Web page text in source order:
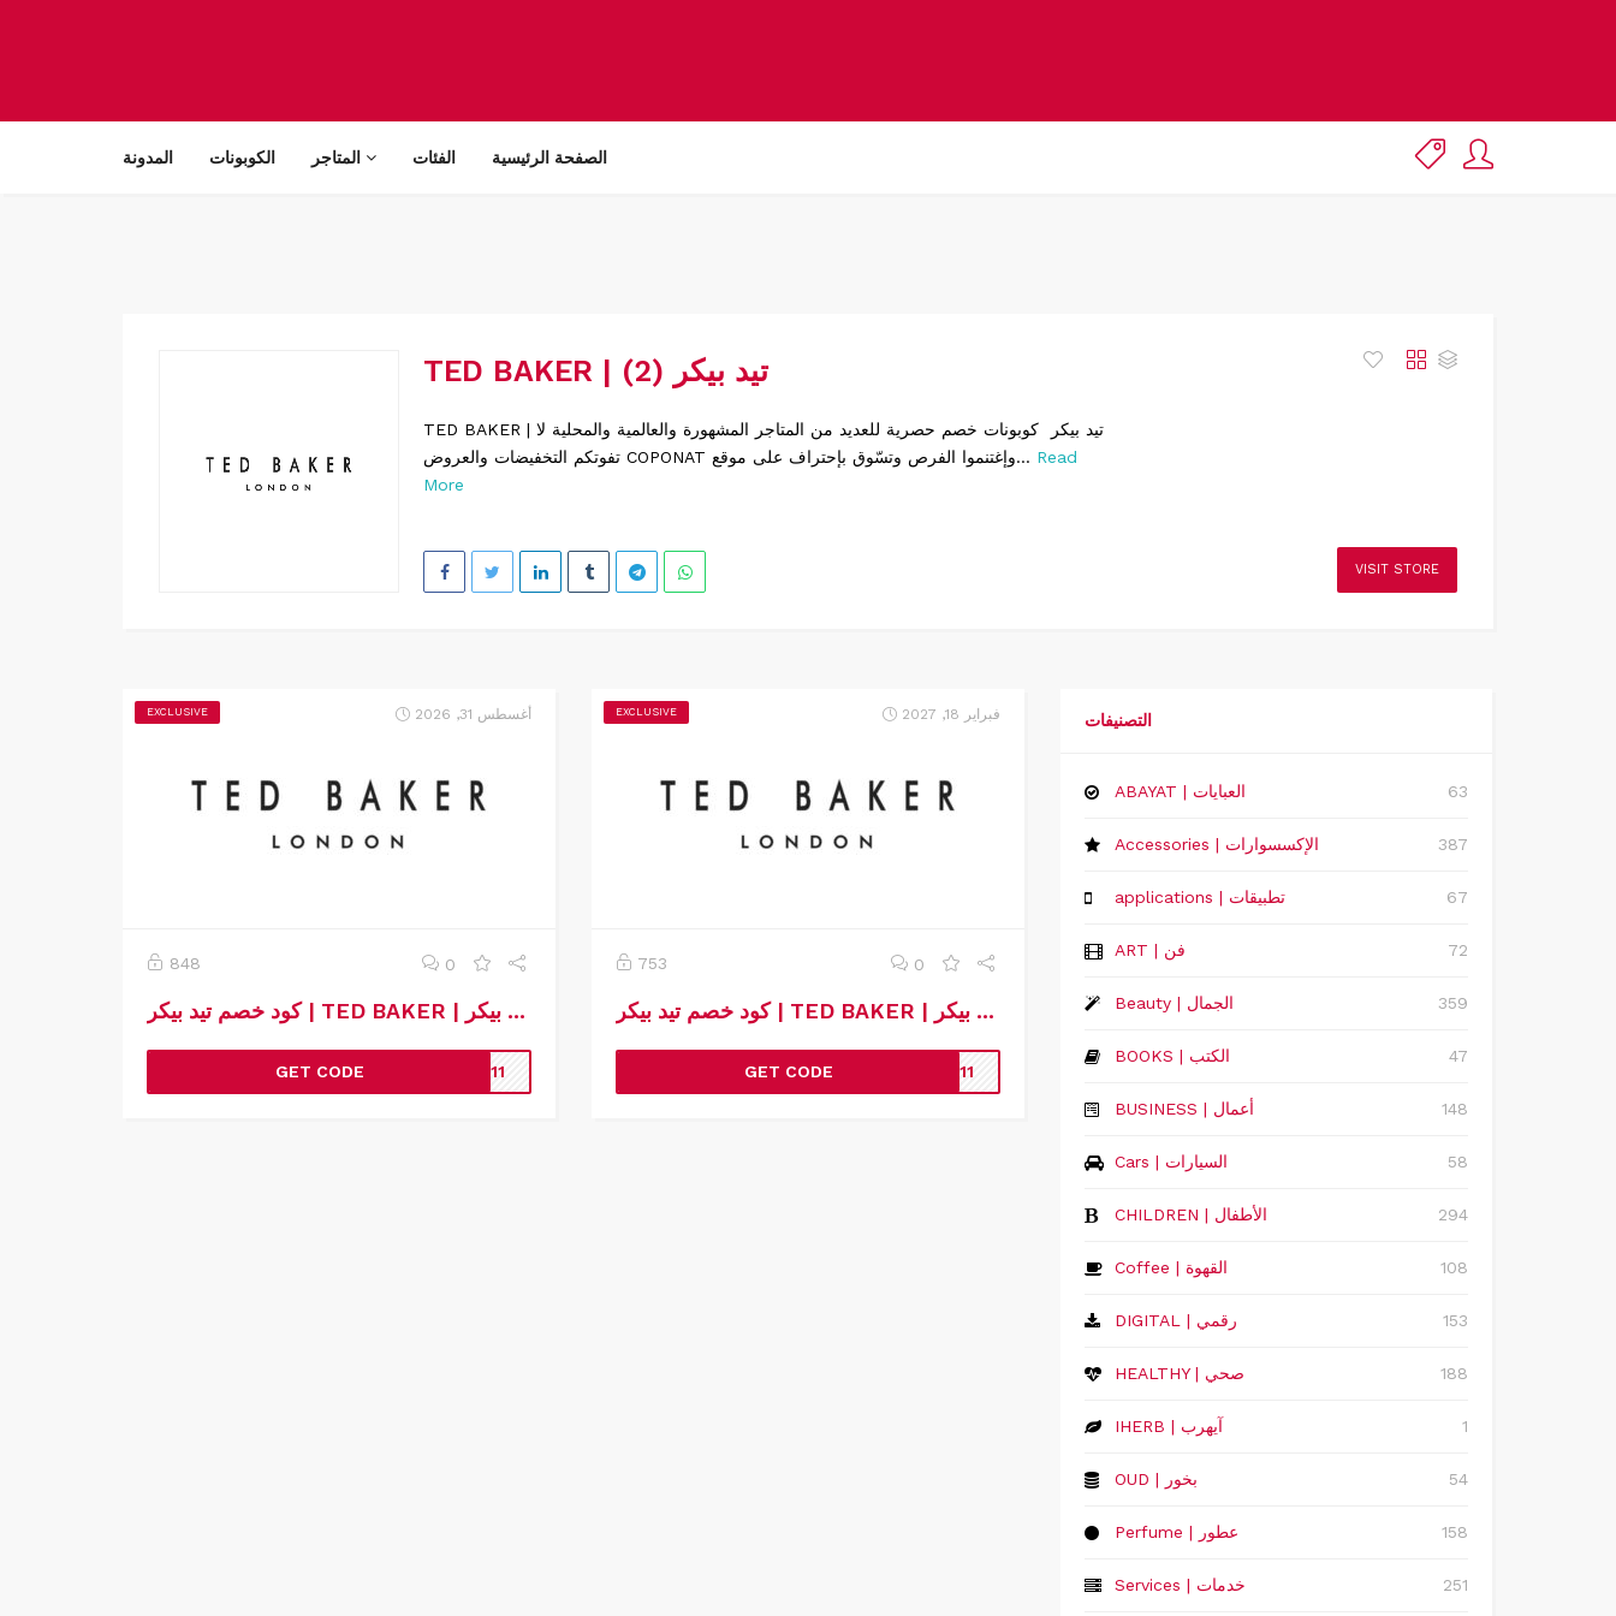
المدونة الكوبونات الفئات الصفحة الرئيسية
TED BAKER | تيد بيكر (2)
TED BAKER | تيد بيكر كوبونات خصم حصرية للعديد من المتاجر المشهورة والعالمية والمحلية لا
تفوتكم التخفيضات والعروض COPONAT وإغتنموا الفرص وتسّوق بإحتراف على موقع... Read
More
VISIT STORE
EXCLUSIVE أغسطس 31, 2026
848 0
كود خصم تيد بيكر | TED BAKER | كوبون خصم تيد بيكر
GET CODE G11
EXCLUSIVE فبراير 18, 2027
753 0
كود خصم تيد بيكر | TED BAKER | كوبون خصم تيد بيكر
GET CODE TS11
التصنيفات
ABAYAT | العبايات 63
Accessories | الإكسسوارات 387
applications | تطبيقات 67
ART | فن 72
Beauty | الجمال 359
BOOKS | الكتب 47
‏BUSINESS | أعمال 148
Cars | السيارات 58
CHILDREN | الأطفال 294
Coffee | القهوة 108
DIGITAL | رقمي 153
HEALTHY | صحي 188
IHERB | آيهرب 1
OUD | بخور 54
Perfume | عطور 158
Services | خدمات 251